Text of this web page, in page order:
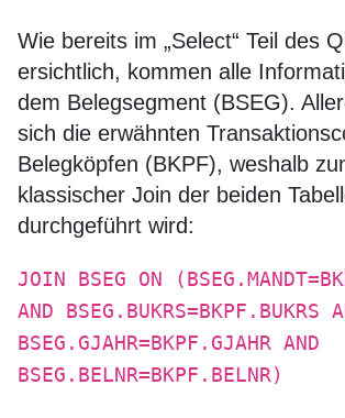
Wie bereits im „Select“ Teil des
ersichtlich, kommen alle
dem Belegsegment (BSEG).
sich die erwähnten
Belegköpfen (BKPF), weshalb
klassischer Join der beiden
durchgeführt wird:
JOIN BSEG ON
AND BSEG.BUKRS=BKPF.BUKRS
BSEG.GJAHR=BKPF.GJAHR AND
BSEG.BELNR=BKPF.BELNR)